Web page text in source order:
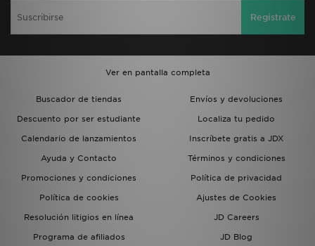
Regístrate
Ver en pantalla completa
Buscador de tiendas
Envíos y devoluciones
Descuento por ser estudiante
Localiza tu pedido
Calendario de lanzamientos
Inscríbete gratis a JDX
Ayuda y Contacto
Términos y condiciones
Promociones y condiciones
Política de privacidad
Política de cookies
Ajustes de Cookies
Resolución litigios en línea
JD Careers
Programa de afiliados
JD Blog